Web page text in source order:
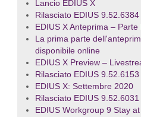
Lancio EDIUS X
Rilasciato EDIUS 9.52.6384
EDIUS X Anteprima –
La prima parte
disponibile online
EDIUS X Preview –
Rilasciato EDIUS 9.52.6153
EDIUS X: Settembre 2020
Rilasciato EDIUS 9.52.6031
EDIUS Workgroup 9 Stay